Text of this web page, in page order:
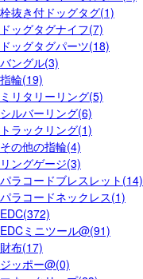
栓抜き付ドッグタグ(1)
ドッグタグナイフ(7)
ドッグタグパーツ(18)
バングル(3)
指輪(19)
ミリタリーリング(5)
シルバーリング(6)
トラックリング(1)
その他の指輪(4)
リングゲージ(3)
パラコードブレスレット(14)
パラコードネックレス(1)
EDC(372)
EDCミニツール@(91)
財布(17)
ジッポー@(0)